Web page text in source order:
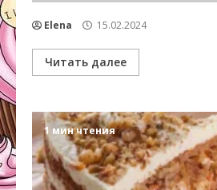
Elena 15.02.2024
Читать далее
1 мин чтения